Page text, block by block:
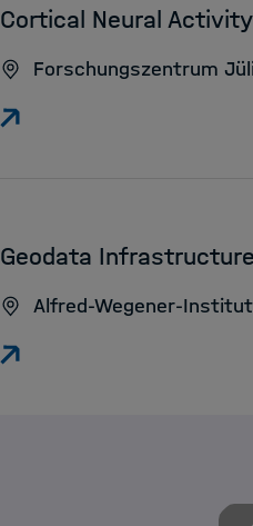
Cortical Neural Activity
Forschungszentrum
:Geodata
Alfred-Wegener-